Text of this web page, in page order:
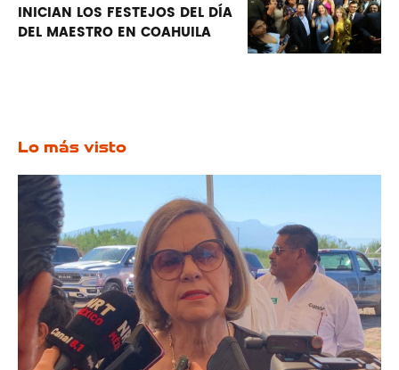
INICIAN LOS FESTEJOS DEL DÍA
DEL MAESTRO EN COAHUILA
Lo más visto